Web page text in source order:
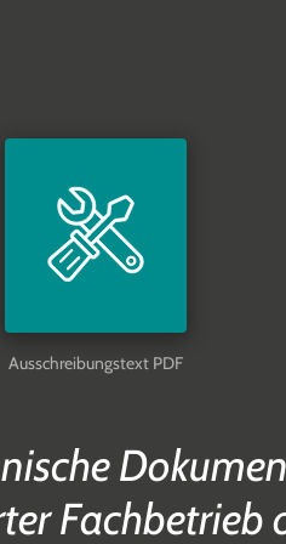
Ausschreibungstext PDF
Fachbetrieb